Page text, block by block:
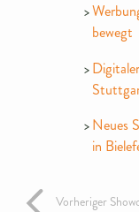
bewegt
Neues
in
Vorheriger